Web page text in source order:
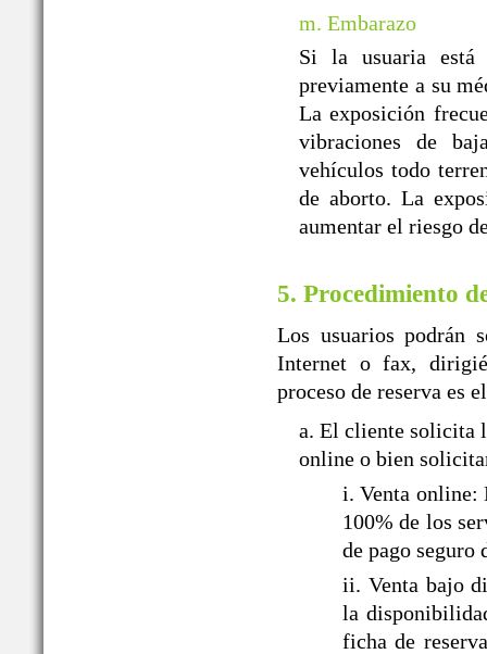
m. Embarazo
Si la usuaria está
previamente a su
La exposición
vibraciones de
vehículos todo
de aborto. La
aumentar el riesgo
5. Procedimiento
Los usuarios podrán
Internet o fax,
proceso de reserva es
a. El cliente solicita
online o bien
i. Venta online:
100% de los
de pago seguro
ii. Venta bajo
la
ficha de